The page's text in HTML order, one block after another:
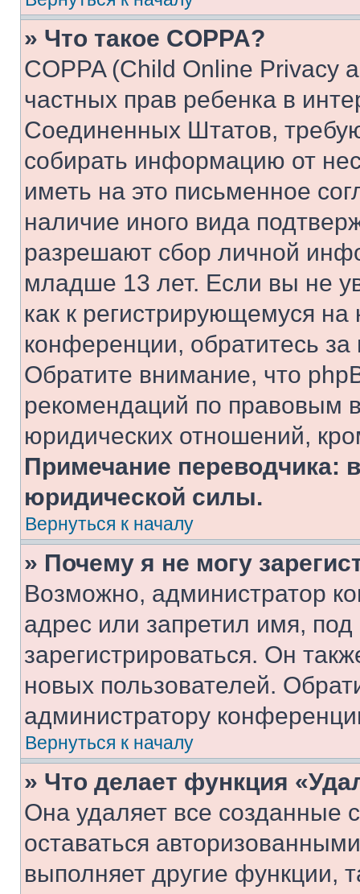
» Что такое COPPA?
COPPA (Child Online Privacy
частных прав ребенка в
Соединенных Штатов,
собирать информацию от
иметь на это письменное
наличие иного вида
разрешают сбор личной
младше 13 лет. Если вы не
как к регистрирующемуся
конференции, обратитесь
Обратите внимание, что
рекомендаций по правовым
юридических отношений,
Примечание переводчика:
юридической силы.
Вернуться к началу
» Почему я не могу
Возможно, администратор
адрес или запретил имя,
зарегистрироваться. Он
новых пользователей.
администратору
Вернуться к началу
» Что делает функция
Она удаляет все созданные
оставаться
выполняет другие функции,